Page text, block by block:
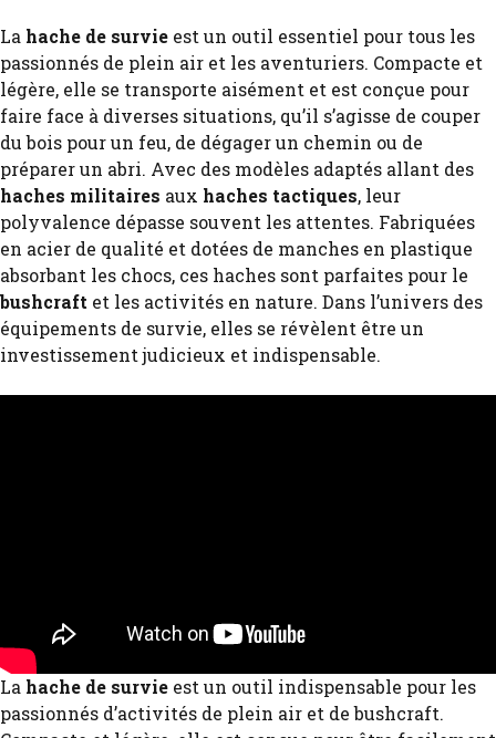
La hache de survie est un outil essentiel pour tous les
passionnés de plein air et les aventuriers. Compacte et
légère, elle se transporte aisément et est conçue pour
faire face à diverses situations, qu’il s’agisse de couper
du bois pour un feu, de dégager un chemin ou de
préparer un abri. Avec des modèles adaptés allant des
haches militaires aux haches tactiques, leur
polyvalence dépasse souvent les attentes. Fabriquées
en acier de qualité et dotées de manches en plastique
absorbant les chocs, ces haches sont parfaites pour le
bushcraft et les activités en nature. Dans l’univers des
équipements de survie, elles se révèlent être un
investissement judicieux et indispensable.
La hache de survie est un outil indispensable pour les
passionnés d’activités de plein air et de bushcraft.